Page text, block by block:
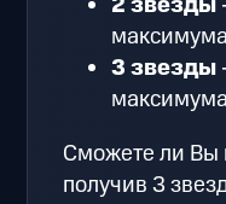
3 звезды
Сможете ли Вы
получив 3